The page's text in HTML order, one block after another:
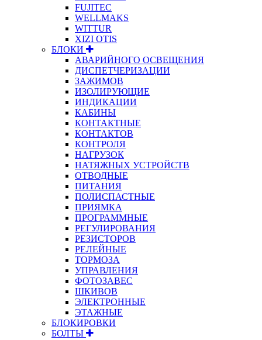
FUJITEC
WELLMAKS
WITTUR
XIZI OTIS
БЛОКИ
АВАРИЙНОГО ОСВЕЩЕНИЯ
ДИСПЕТЧЕРИЗАЦИИ
ЗАЖИМОВ
ИЗОЛИРУЮЩИЕ
ИНДИКАЦИИ
КАБИНЫ
КОНТАКТНЫЕ
КОНТАКТОВ
КОНТРОЛЯ
НАГРУЗОК
НАТЯЖНЫХ УСТРОЙСТВ
ОТВОДНЫЕ
ПИТАНИЯ
ПОЛИСПАСТНЫЕ
ПРИЯМКА
ПРОГРАММНЫЕ
РЕГУЛИРОВАНИЯ
РЕЗИСТОРОВ
РЕЛЕЙНЫЕ
ТОРМОЗА
УПРАВЛЕНИЯ
ФОТОЗАВЕС
ШКИВОВ
ЭЛЕКТРОННЫЕ
ЭТАЖНЫЕ
БЛОКИРОВКИ
БОЛТЫ